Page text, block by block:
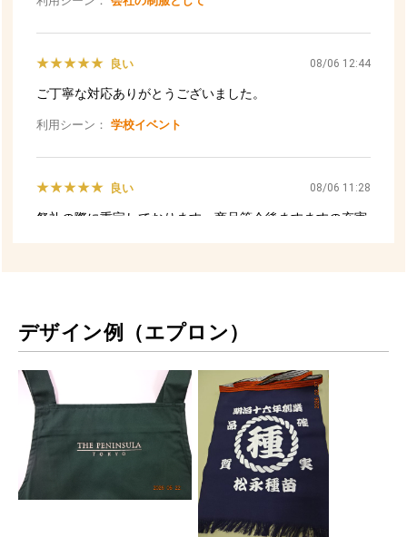
デザイン例（エプロン）